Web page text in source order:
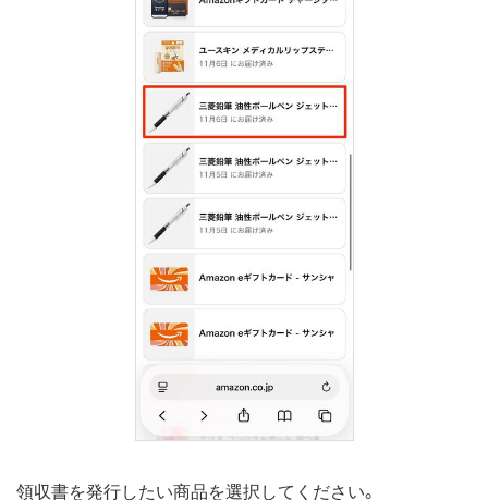
領収書を発行したい商品を選択してください。